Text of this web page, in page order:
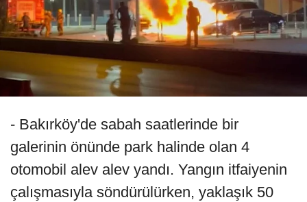
- Bakırköy'de sabah saatlerinde bir
galerinin önünde park halinde olan 4
otomobil alev alev yandı. Yangın itfaiyenin
çalışmasıyla söndürülürken, yaklaşık 50